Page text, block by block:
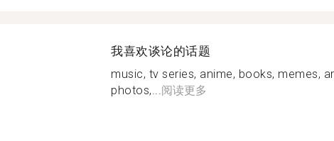
我喜欢谈论的话题
music, tv series, anime, books, memes,
photos,...阅读更多